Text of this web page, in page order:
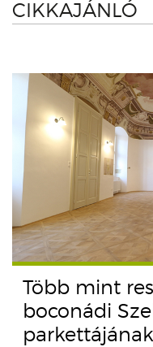
CIKKAJÁNLÓ
Több mint
boconádi